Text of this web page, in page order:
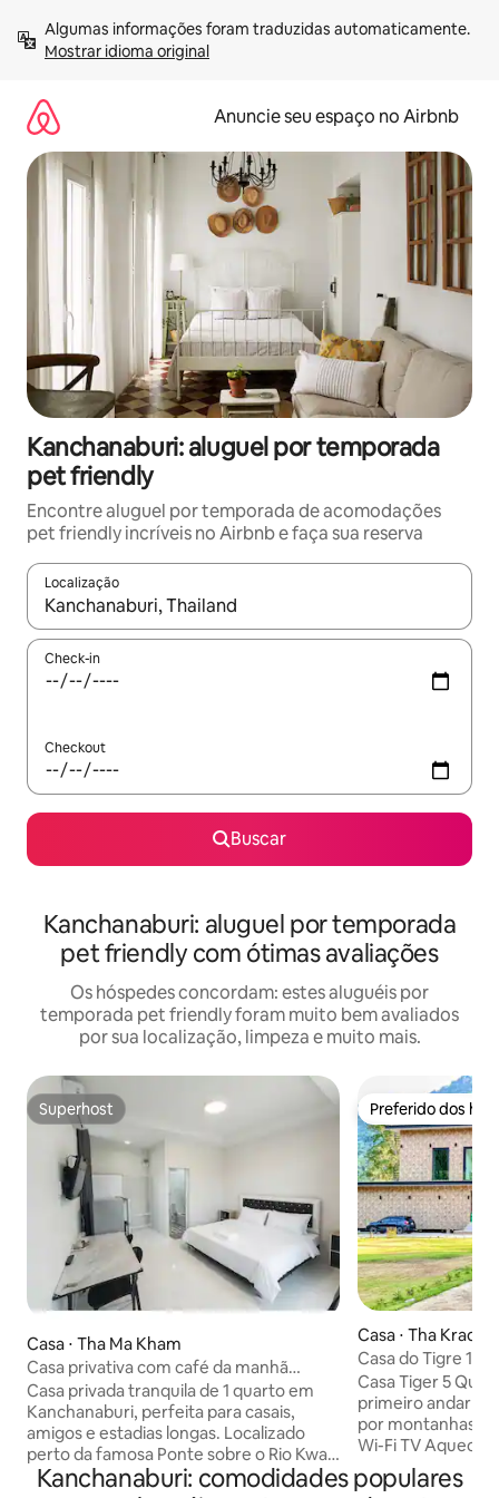
para
Mostrar idioma original
Anuncie seu espaço no Airbnb
Kanchanaburi: aluguel por temporada
pet friendly
Encontre aluguel por temporada de acomodações
pet friendly incríveis no Airbnb e faça sua reserva
Localização
Quando os resultados estiverem disponíveis, explore-os
Check-in
Checkout
Buscar
Kanchanaburi: aluguel por temporada
pet friendly com ótimas avaliações
Os hóspedes concordam: estes aluguéis por
temporada pet friendly foram muito bem avaliados
por sua localização, limpeza e muito mais.
Superhost
Superhost
Casa ⋅ Tha Ma Kham
Casa privativa com café da manhã
gratuito perto da ponte do rio Kwai
Casa privada tranquila de 1 quarto em
Kanchanaburi, perfeita para casais,
amigos e estadias longas. Localizado
perto da famosa Ponte sobre o Rio Kwai,
cafés à beira do rio, mercados locais,
Preferido dos
Preferido dos
Casa ⋅ Tha Kradan
Casa do Tigre 14
Cachoeira Erawan
Casa Tiger 5
primeiro andar da casa Beira-
por montanhas. Inclui: Ar-condicionado
Wi-Fi TV
grelha 500
(ovos fritos, arroz
Kanchanaburi: comodidades populares